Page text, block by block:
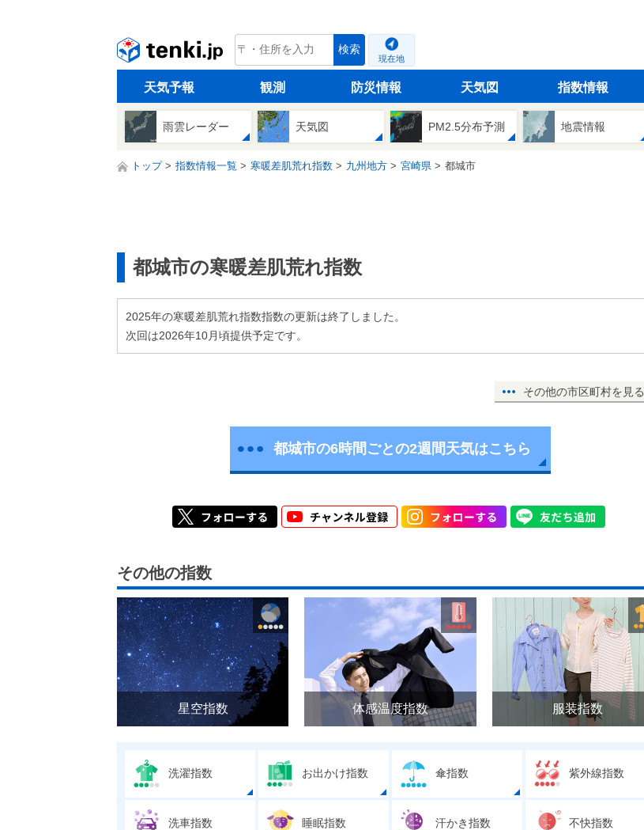
tenki.jp 検索
現在地
天気予報 観測 防災情報 天気図 指数情報
雨雲レーダー 天気図 PM2.5分布予測 地震情報
トップ 指数情報一覧 寒暖差肌荒れ指数 九州地方 宮崎県 都城市
都城市の寒暖差肌荒れ指数
2025年の寒暖差肌荒れ指数指数の更新は終了しました。
次回は2026年10月頃提供予定です。
その他の市区町村を見る
都城市の6時間ごとの2週間天気はこちら
その他の指数
星空指数 体感温度指数 服装指数
洗濯指数 お出かけ指数 傘指数 紫外線指数
洗車指数 睡眠指数 汗かき指数 不快指数